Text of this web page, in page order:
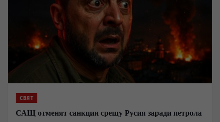
СВЯТ
САЩ отменят санкции срещу Русия заради петрола